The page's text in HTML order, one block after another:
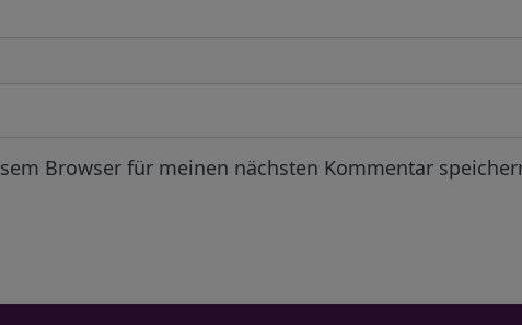
Browser für meinen nächsten Kommentar